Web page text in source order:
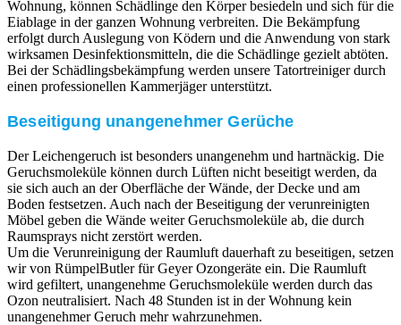
Wohnung, können Schädlinge den Körper besiedeln und sich für die
Eiablage in der ganzen Wohnung verbreiten. Die Bekämpfung
erfolgt durch Auslegung von Ködern und die Anwendung von stark
wirksamen Desinfektionsmitteln, die die Schädlinge gezielt abtöten.
Bei der Schädlingsbekämpfung werden unsere Tatortreiniger durch
einen professionellen Kammerjäger unterstützt.
Beseitigung unangenehmer Gerüche
Der Leichengeruch ist besonders unangenehm und hartnäckig. Die
Geruchsmoleküle können durch Lüften nicht beseitigt werden, da
sie sich auch an der Oberfläche der Wände, der Decke und am
Boden festsetzen. Auch nach der Beseitigung der verunreinigten
Möbel geben die Wände weiter Geruchsmoleküle ab, die durch
Raumsprays nicht zerstört werden.
Um die Verunreinigung der Raumluft dauerhaft zu beseitigen, setzen
wir von RümpelButler für Geyer Ozongeräte ein. Die Raumluft
wird gefiltert, unangenehme Geruchsmoleküle werden durch das
Ozon neutralisiert. Nach 48 Stunden ist in der Wohnung kein
unangenehmer Geruch mehr wahrzunehmen.